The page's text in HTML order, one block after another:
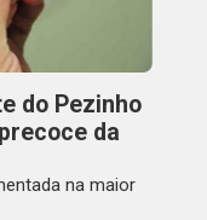
do Pezinho
da
na maior